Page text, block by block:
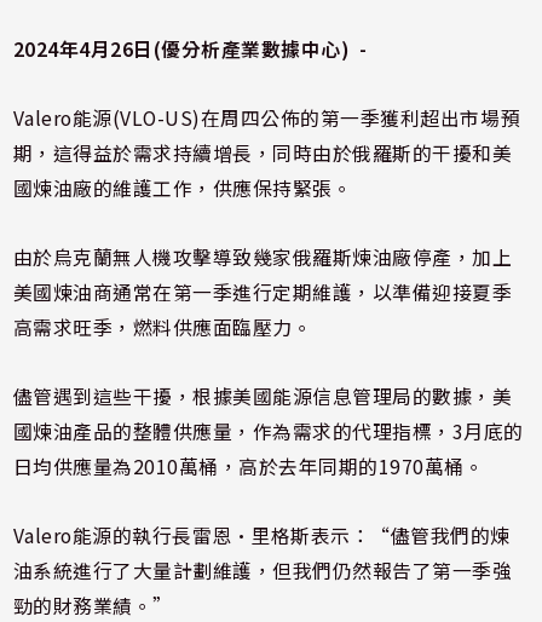
2024年4月26日(優分析產業數據中心) -
Valero能源(VLO-US)在周四公佈的第一季獲利超出市場預
期，這得益於需求持續增長，同時由於俄羅斯的干擾和美
國煉油廠的維護工作，供應保持緊張。
由於烏克蘭無人機攻擊導致幾家俄羅斯煉油廠停產，加上
美國煉油商通常在第一季進行定期維護，以準備迎接夏季
高需求旺季，燃料供應面臨壓力。
儘管遇到這些干擾，根據美國能源信息管理局的數據，美
國煉油產品的整體供應量，作為需求的代理指標，3月底的
日均供應量為2010萬桶，高於去年同期的1970萬桶。
Valero能源的執行長雷恩·里格斯表示：“儘管我們的煉
油系統進行了大量計劃維護，但我們仍然報告了第一季強
勁的財務業績。”